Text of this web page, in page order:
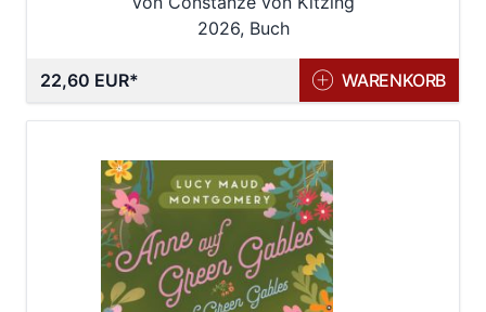
2026, Buch
22,60 EUR WARENKORB